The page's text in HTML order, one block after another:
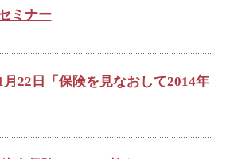
ミナー
22日「保険を見なおして2014年